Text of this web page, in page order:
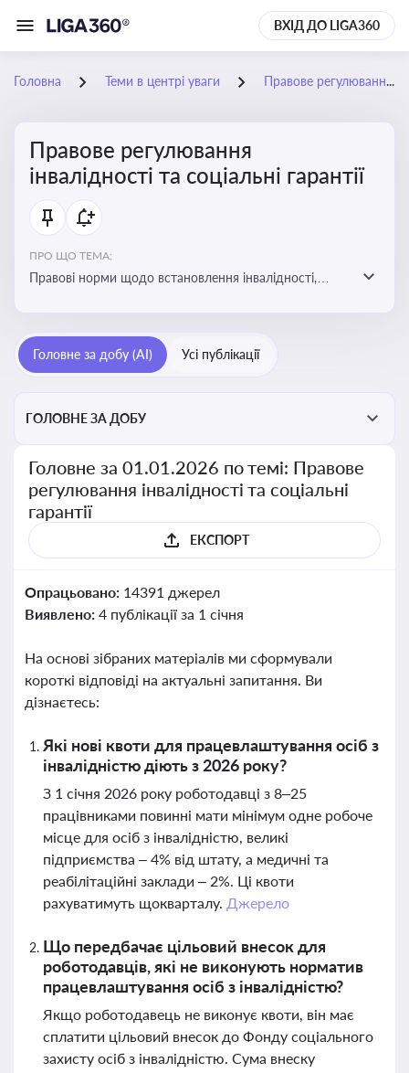
ВХІД ДО LIGA360
Головна Теми в центрі уваги Правове регулювання інвалідності та соціальні гарантії
Правове регулювання
інвалідності та соціальні гарантії
ПРО ЩО ТЕМА:
Правові норми щодо встановлення інвалідності,
Головне за добу (AI) Усі публікації
ГОЛОВНЕ ЗА ДОБУ
Головне за 01.01.2026 по темі: Правове
регулювання інвалідності та соціальні
гарантії
ЕКСПОРТ
Опрацьовано: 14391 джерел
Виявлено: 4 публікації за 1 січня
На основі зібраних матеріалів ми сформували
короткі відповіді на актуальні запитання. Ви
дізнаєтесь:
Які нові квоти для працевлаштування осіб з
інвалідністю діють з 2026 року?
З 1 січня 2026 року роботодавці з 8–25
працівниками повинні мати мінімум одне робоче
місце для осіб з інвалідністю, великі
підприємства – 4% від штату, а медичні та
реабілітаційні заклади – 2%. Ці квоти
рахуватимуть щокварталу. Джерело
Що передбачає цільовий внесок для
роботодавців, які не виконують норматив
працевлаштування осіб з інвалідністю?
Якщо роботодавець не виконує квоти, він має
сплатити цільовий внесок до Фонду соціального
захисту осіб з інвалідністю. Сума внеску